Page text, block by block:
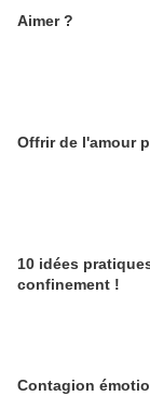
Aimer ?
Offrir de l'amour
10 idées
confinement !
Contagion